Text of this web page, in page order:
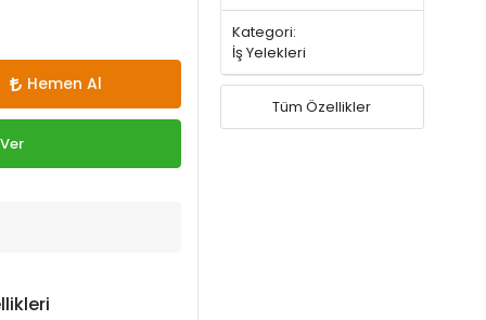
Hemen Al
Kategori:
İş Yelekleri
Tüm Özellikler